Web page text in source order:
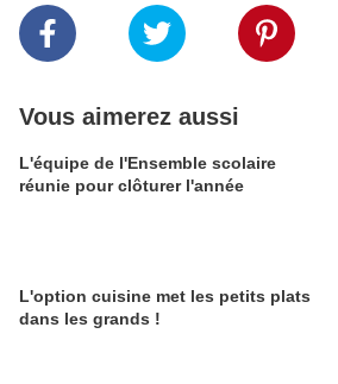
Vous aimerez aussi
L'équipe de l'Ensemble scolaire
réunie pour clôturer l'année
L'option cuisine met les petits plats
dans les grands !